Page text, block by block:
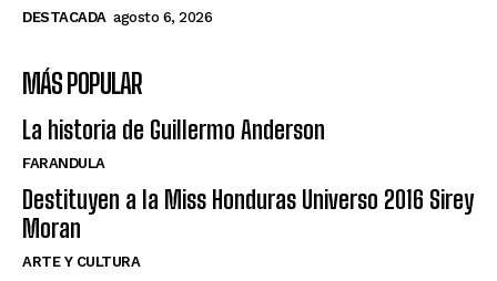
DESTACADA agosto 6, 2026
MÁS POPULAR
La historia de Guillermo Anderson
FARANDULA
Destituyen a la Miss Honduras Universo 2016 Sirey
Moran
ARTE Y CULTURA